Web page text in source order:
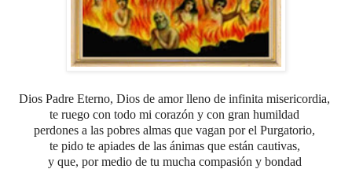
Dios Padre Eterno, Dios de amor lleno de infinita misericordia,
te ruego con todo mi corazón y con gran humildad
perdones a las pobres almas que vagan por el Purgatorio,
te pido te apiades de las ánimas que están cautivas,
y que, por medio de tu mucha compasión y bondad